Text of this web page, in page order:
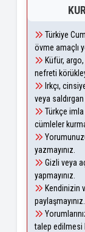
Türkiye
övme amaçlı
Küfür,
nefreti
Irkçı,
veya
Türkçe
cümleler
yazmayınız.
Gizli veya
yapmayınız.
Kendinizin
paylaşmayınız.
talep edilmesi